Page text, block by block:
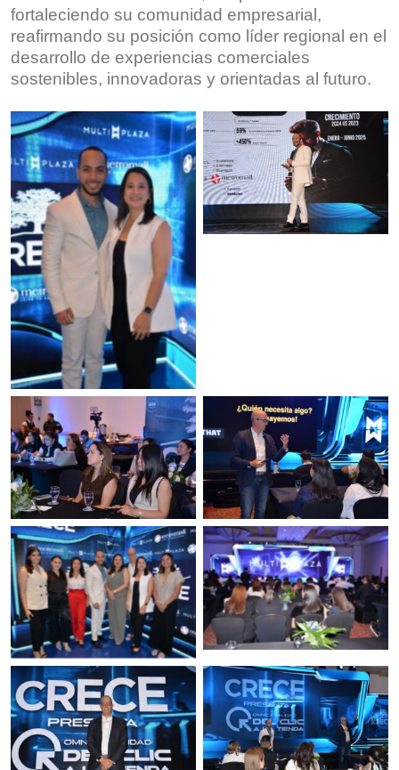
fortaleciendo su comunidad empresarial,
reafirmando su posición como líder regional en el
desarrollo de experiencias comerciales
sostenibles, innovadoras y orientadas al futuro.